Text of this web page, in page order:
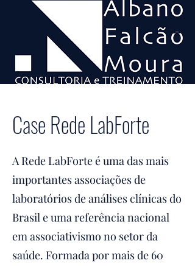
Case Rede LabForte
A Rede LabForte é uma das mais
importantes associações de
laboratórios de análises clínicas do
Brasil e uma referência nacional
em associativismo no setor da
saúde. Formada por mais de 60